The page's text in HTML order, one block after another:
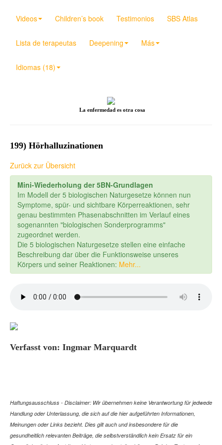
Videos Children’s book Testimonios SBS Atlas
Lista de terapeutas Deepening Más
Idiomas (18)
La enfermedad es otra cosa
199) Hörhalluzinationen
Zurück zur Übersicht
Mini-Wiederholung der 5BN-Grundlagen
Im Modell der 5 biologischen Naturgesetze können nun
Symptome, spür- und sichtbare Körperreaktionen, sehr
genau bestimmten Phasenabschnitten im Verlauf eines
sogenannten "biologischen Sonderprogramms"
zugeordnet werden.
Die 5 biologischen Naturgesetze stellen eine einfache
Beschreibung dar über die Funktionsweise unseres
Körpers und seiner Reaktionen: Mehr...
Verfasst von: Ingmar Marquardt
Haftungsausschluss - Disclaimer: Wir übernehmen keine Verantwortung für jedwede
Handlung oder Unterlassung, die sich auf die hier aufgeführten Informationen,
Meinungen oder Links bezieht. Dies gilt auch und insbesondere für die
gesundheitlich relevanten Beiträge, die selbstverständlich kein Ersatz für ein